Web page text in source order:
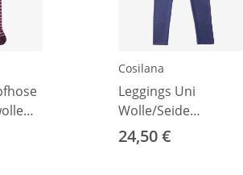
Cosilana
Leggings Uni
Wolle/Seide
marineblau 92
24,50 €